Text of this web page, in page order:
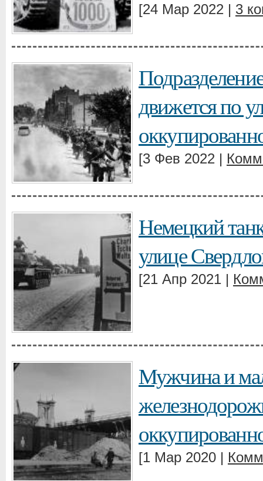
[24 Мар 2022 | 3
движется по
[3 Фев 2022 |
Немецкий
улице
[21 Апр 2021 |
Мужчина и
[1 Мар 2020 |